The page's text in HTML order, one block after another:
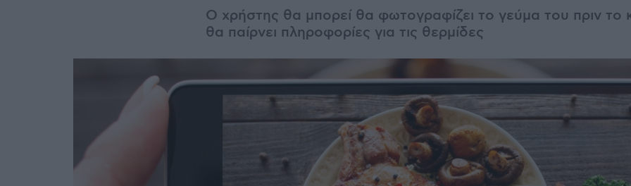
Ο χρήστης θα μπορεί θα φωτογραφίζει το γεύμα του πριν το
θα παίρνει πληροφορίες για τις θερμίδες